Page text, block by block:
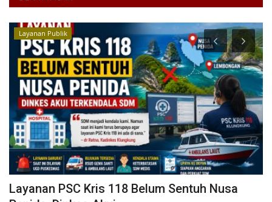
Layanan Publik
Layanan PSC Kris 118 Belum Sentuh Nusa